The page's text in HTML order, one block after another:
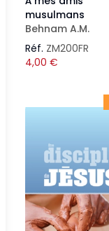
musulmans
Behnam A.M.
Réf. ZM200FR
4,00 €